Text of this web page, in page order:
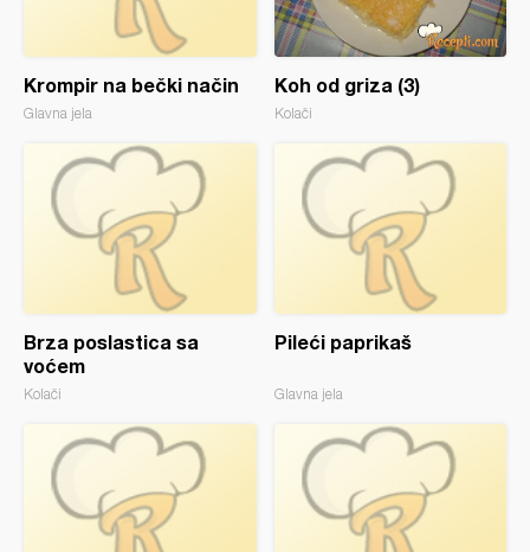
Krompir na bečki način
Glavna jela
Koh od griza (3)
Kolači
Brza poslastica sa
voćem
Kolači
Pileći paprikaš
Glavna jela